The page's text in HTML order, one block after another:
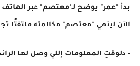
بدأ "عمر" يوضح لـ"معتصم" عبر الهاتف
الآن لينهي "معتصم" مكالمته ملتفتًا
- دلوقتِ المعلومات إللي وصل لها